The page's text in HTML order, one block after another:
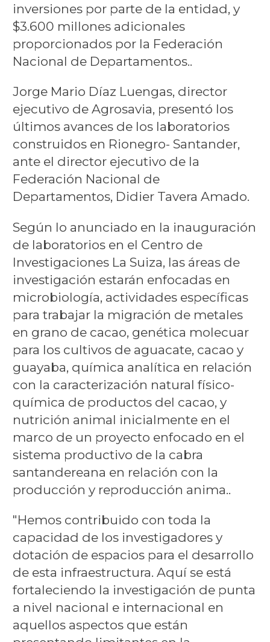
inversiones por parte de la entidad, y
$3.600 millones adicionales
proporcionados por la Federación
Nacional de Departamentos..
Jorge Mario Díaz Luengas, director
ejecutivo de Agrosavia, presentó los
últimos avances de los laboratorios
construidos en Rionegro- Santander,
ante el director ejecutivo de la
Federación Nacional de
Departamentos, Didier Tavera Amado.
Según lo anunciado en la inauguración
de laboratorios en el Centro de
Investigaciones La Suiza, las áreas de
investigación estarán enfocadas en
microbiología, actividades específicas
para trabajar la migración de metales
en grano de cacao, genética molecuar
para los cultivos de aguacate, cacao y
guayaba, química analítica en relación
con la caracterización natural físico-
química de productos del cacao, y
nutrición animal inicialmente en el
marco de un proyecto enfocado en el
sistema productivo de la cabra
santandereana en relación con la
producción y reproducción anima..
"Hemos contribuido con toda la
capacidad de los investigadores y
dotación de espacios para el desarrollo
de esta infraestructura. Aquí se está
fortaleciendo la investigación de punta
a nivel nacional e internacional en
aquellos aspectos que están